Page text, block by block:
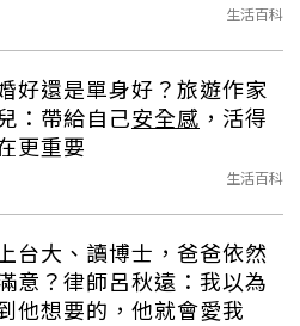
生活百科
好還是單身好？旅遊作家
：帶給自己安全感 ，活得
更重要
生活百科
台大、讀博士，爸爸依然
意？律師呂秋遠：我以為
他想要的，他就會愛我